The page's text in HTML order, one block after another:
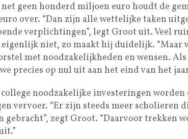
geen honderd miljoen euro houdt de
over. “Dan zijn alle wettelijke taken
verplichtingen”, legt Groot uit. Veel
niet, zo maakt hij duidelijk. “Maar
met noodzakelijkheden en wensen.
precies op nul uit aan het eind van het
noodzakelijke investeringen worden
vervoer. “Er zijn steeds meer scholieren
gebracht”, zegt Groot. “Daarvoor trekken